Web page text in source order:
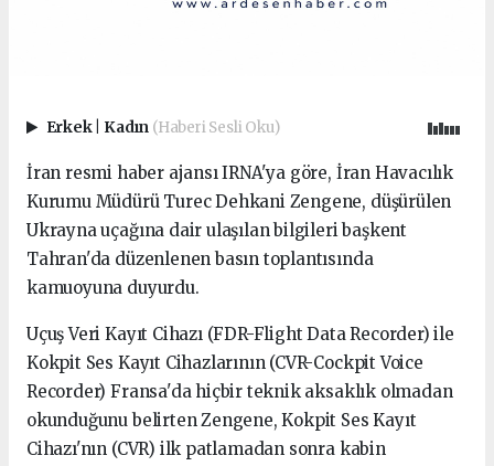
Erkek Kadın (Haberi Sesli Oku)
İran resmi haber ajansı IRNA'ya göre, İran Havacılık
Kurumu Müdürü Turec Dehkani Zengene, düşürülen
Ukrayna uçağına dair ulaşılan bilgileri başkent
Tahran'da düzenlenen basın toplantısında
kamuoyuna duyurdu.
Uçuş Veri Kayıt Cihazı (FDR-Flight Data Recorder) ile
Kokpit Ses Kayıt Cihazlarının (CVR-Cockpit Voice
Recorder) Fransa'da hiçbir teknik aksaklık olmadan
okunduğunu belirten Zengene, Kokpit Ses Kayıt
Cihazı'nın (CVR) ilk patlamadan sonra kabin